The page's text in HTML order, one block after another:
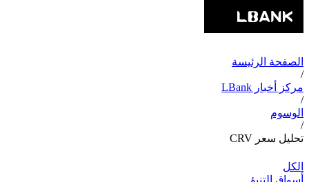
الصفحة الرئيسة
/
مركز أخبار LBank
/
الوسوم
/
تحليل سعر CRV
الكل
أسواق التنبؤ